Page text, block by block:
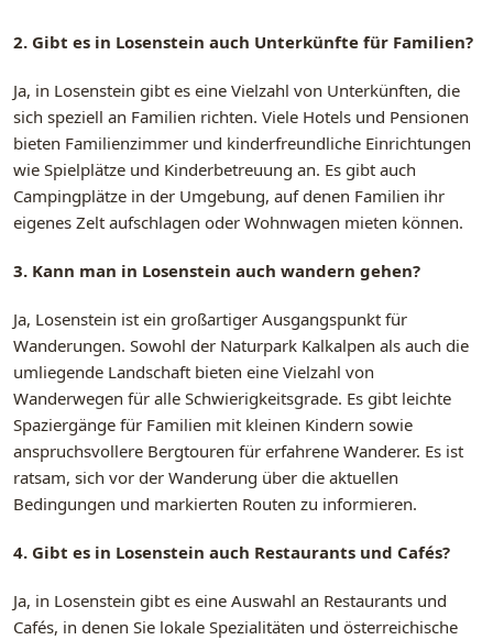
2. Gibt es in Losenstein auch Unterkünfte für Familien?
Ja, in Losenstein gibt es eine Vielzahl von Unterkünften, die
sich speziell an Familien richten. Viele Hotels und Pensionen
bieten Familienzimmer und kinderfreundliche Einrichtungen
wie Spielplätze und Kinderbetreuung an. Es gibt auch
Campingplätze in der Umgebung, auf denen Familien ihr
eigenes Zelt aufschlagen oder Wohnwagen mieten können.
3. Kann man in Losenstein auch wandern gehen?
Ja, Losenstein ist ein großartiger Ausgangspunkt für
Wanderungen. Sowohl der Naturpark Kalkalpen als auch die
umliegende Landschaft bieten eine Vielzahl von
Wanderwegen für alle Schwierigkeitsgrade. Es gibt leichte
Spaziergänge für Familien mit kleinen Kindern sowie
anspruchsvollere Bergtouren für erfahrene Wanderer. Es ist
ratsam, sich vor der Wanderung über die aktuellen
Bedingungen und markierten Routen zu informieren.
4. Gibt es in Losenstein auch Restaurants und Cafés?
Ja, in Losenstein gibt es eine Auswahl an Restaurants und
Cafés, in denen Sie lokale Spezialitäten und österreichische